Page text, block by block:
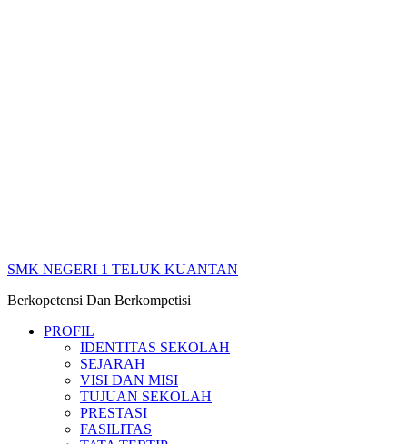
SMK NEGERI 1 TELUK KUANTAN
Berkopetensi Dan Berkompetisi
PROFIL
IDENTITAS SEKOLAH
SEJARAH
VISI DAN MISI
TUJUAN SEKOLAH
PRESTASI
FASILITAS